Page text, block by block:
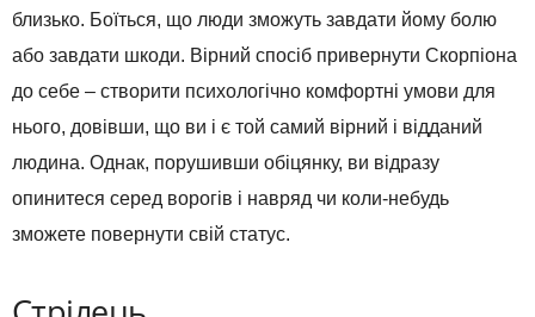
близько. Боїться, що люди зможуть завдати йому болю
або завдати шкоди. Вірний спосіб привернути Скорпіона
до себе – створити психологічно комфортні умови для
нього, довівши, що ви і є той самий вірний і відданий
людина. Однак, порушивши обіцянку, ви відразу
опинитеся серед ворогів і навряд чи коли-небудь
зможете повернути свій статус.